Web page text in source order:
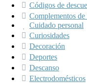
Códigos de
Complementos de
Cuidado personal
Curiosidades
Decoración
Deportes
Descanso
Electrodomésticos